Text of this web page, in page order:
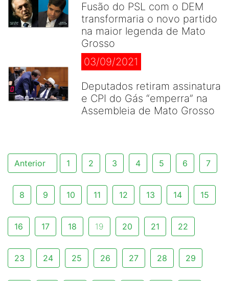
Fusão do PSL com o DEM
transformaria o novo partido
na maior legenda de Mato
Grosso
03/09/2021
Deputados retiram assinatura
e CPI do Gás “emperra” na
Assembleia de Mato Grosso
Anterior 1 2 3 4 5 6 7
8 9 10 11 12 13 14 15
16 17 18 19 20 21 22
23 24 25 26 27 28 29